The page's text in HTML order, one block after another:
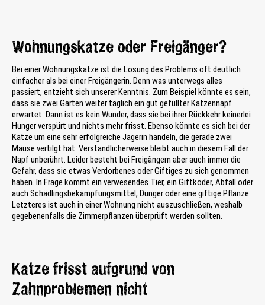
Wohnungskatze oder Freigänger?
Bei einer Wohnungskatze ist die Lösung des Problems oft deutlich
einfacher als bei einer Freigängerin. Denn was unterwegs alles
passiert, entzieht sich unserer Kenntnis. Zum Beispiel könnte es sein,
dass sie zwei Gärten weiter täglich ein gut gefüllter Katzennapf
erwartet. Dann ist es kein Wunder, dass sie bei ihrer Rückkehr keinerlei
Hunger verspürt und nichts mehr frisst. Ebenso könnte es sich bei der
Katze um eine sehr erfolgreiche Jägerin handeln, die gerade zwei
Mäuse vertilgt hat. Verständlicherweise bleibt auch in diesem Fall der
Napf unberührt. Leider besteht bei Freigängern aber auch immer die
Gefahr, dass sie etwas Verdorbenes oder Giftiges zu sich genommen
haben. In Frage kommt ein verwesendes Tier, ein Giftköder, Abfall oder
auch Schädlingsbekämpfungsmittel, Dünger oder eine giftige Pflanze.
Letzteres ist auch in einer Wohnung nicht auszuschließen, weshalb
gegebenenfalls die Zimmerpflanzen überprüft werden sollten.
Katze frisst aufgrund von
Zahnproblemen nicht